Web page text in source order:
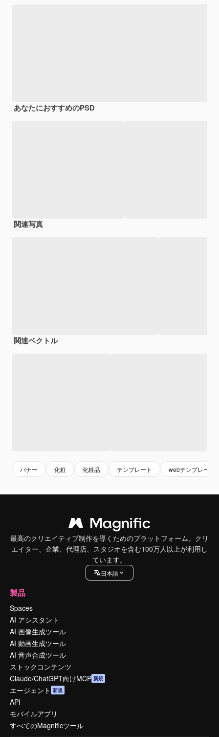
あなたにおすすめのPSD
関連写真
関連ベクトル
バナー 化粧 化粧品 テンプレート webテンプレート
最高のクリエイティブ制作を導くためのプラットフォーム。クリ
エイター、企業、代理店、スタジオを含む100万人以上が利用し
ています。
日本語
製品
Spaces
AI アシスタント
AI 画像生成ツール
AI 動画生成ツール
AI 音声合成ツール
ストックコンテンツ
Claude/ChatGPT向けMCP 新規
エージェント 新規
API
モバイルアプリ
すべてのMagnificツール